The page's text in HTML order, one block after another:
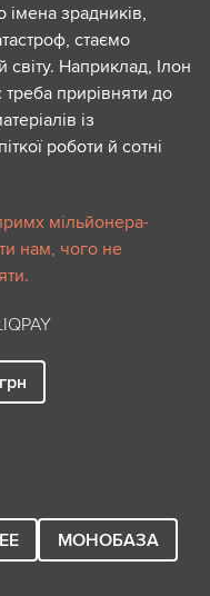
імена зрадників,
стаємо
Наприклад, Ілон
прирівняти до
із
роботи й сотні
мільйонера-
нам, чого не
грн
МОНОБАЗА